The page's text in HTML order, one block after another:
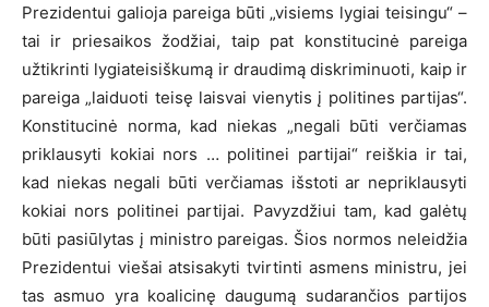
Prezidentui galioja pareiga būti „visiems lygiai teisingu“ –
tai ir priesaikos žodžiai, taip pat konstitucinė pareiga
užtikrinti lygiateisiškumą ir draudimą diskriminuoti, kaip ir
pareiga „laiduoti teisę laisvai vienytis į politines partijas“.
Konstitucinė norma, kad niekas „negali būti verčiamas
priklausyti kokiai nors … politinei partijai“ reiškia ir tai,
kad niekas negali būti verčiamas išstoti ar nepriklausyti
kokiai nors politinei partijai. Pavyzdžiui tam, kad galėtų
būti pasiūlytas į ministro pareigas. Šios normos neleidžia
Prezidentui viešai atsisakyti tvirtinti asmens ministru, jei
tas asmuo yra koalicinę daugumą sudarančios partijos